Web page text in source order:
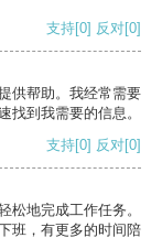
支持[0] 反对[0]
供帮助。我经常需要
找到我需要的信息。
支持[0] 反对[0]
松地完成工作任务。
班，有更多的时间陪